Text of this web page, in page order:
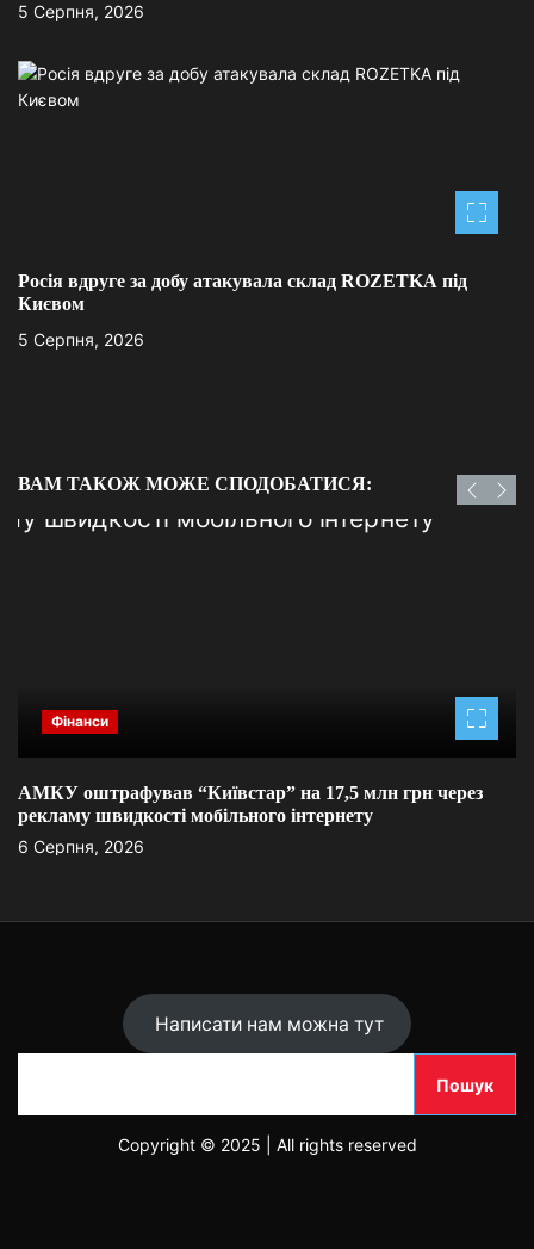
5 Серпня, 2026
Росія вдруге за добу атакувала склад ROZETKA під
Києвом
5 Серпня, 2026
ВАМ ТАКОЖ МОЖЕ СПОДОБАТИСЯ:
Фінанси
АМКУ оштрафував “Київстар” на 17,5 млн грн через
рекламу швидкості мобільного інтернету
6 Серпня, 2026
Написати нам можна тут
Пошук
Copyright © 2025 | All rights reserved